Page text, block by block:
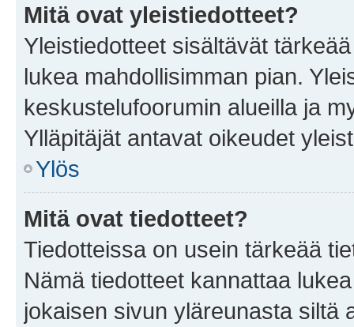
Mitä ovat yleistiedotteet?
Yleistiedotteet sisältävät
lukea mahdollisimman pian.
keskustelufoorumin alueilla ja
Ylläpitäjät antavat oikeudet
Ylös
Mitä ovat tiedotteet?
Tiedotteissa on usein tärkeää
Nämä tiedotteet kannattaa
jokaisen sivun yläreunasta siltä